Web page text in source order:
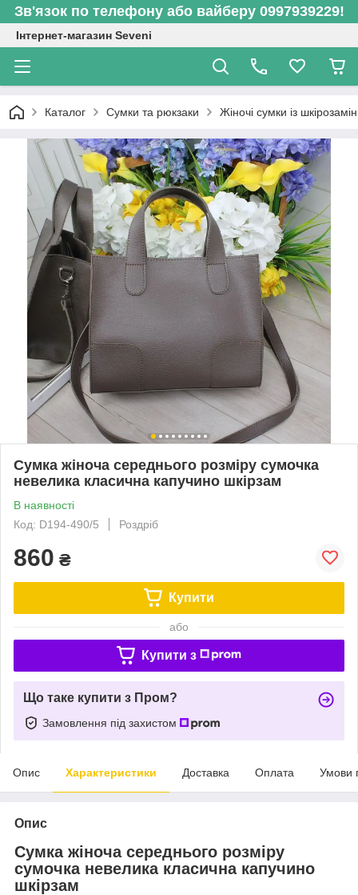
Зв'язок по телефону або вайберу 0997939229!
Інтернет-магазин Seveni
Каталог Сумки та рюкзаки Жіночі сумки із
Сумка жіноча середнього розміру сумочка
невелика класична капучино шкірзам
В наявності
Код: D194-490/5
Роздріб
860 ₴
Купити
або
Купити з
Що таке купити з Пром?
Замовлення під захистом
Опис Характеристики Доставка Оплата Умови
Опис
Сумка жіноча середнього розміру
сумочка невелика класична капучино
шкірзам